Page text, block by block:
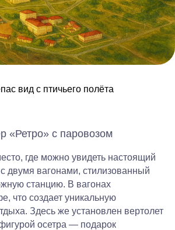
вид с птичьего полёта
«Ретро» с паровозом
где можно увидеть настоящий
двумя вагонами, стилизованный
станцию. В вагонах
что создает уникальную
Здесь же установлен вертолет
осетра — подарок